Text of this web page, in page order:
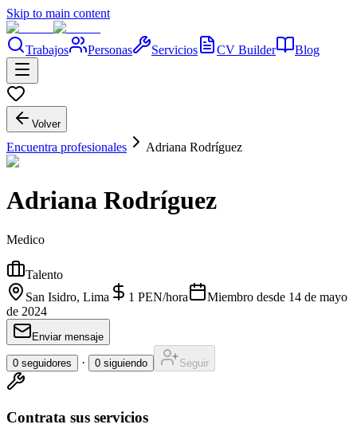
Skip to main content
Trabajos Personas Servicios CV Builder Blog
Volver
Encuentra profesionales Adriana Rodríguez
Adriana Rodríguez
Medico
Talento
San Isidro, Lima
1 PEN/hora Miembro desde 14 de mayo
de 2024
Enviar mensaje
0 seguidores · 0 siguiendo Seguir
Contrata sus servicios